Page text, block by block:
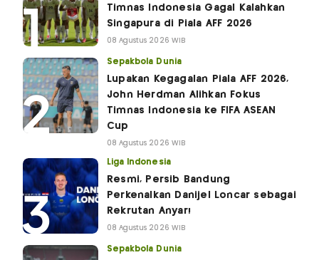
Timnas Indonesia Gagal Kalahkan
Singapura di Piala AFF 2026
08 Agustus 2026 WIB
Sepakbola Dunia
Lupakan Kegagalan Piala AFF 2026,
John Herdman Alihkan Fokus
Timnas Indonesia ke FIFA ASEAN
Cup
08 Agustus 2026 WIB
Liga Indonesia
Resmi, Persib Bandung
Perkenalkan Danijel Loncar sebagai
Rekrutan Anyar!
08 Agustus 2026 WIB
Sepakbola Dunia